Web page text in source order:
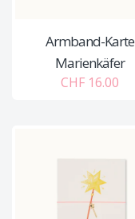
Armband-Karte
Marienkäfer
CHF 16.00